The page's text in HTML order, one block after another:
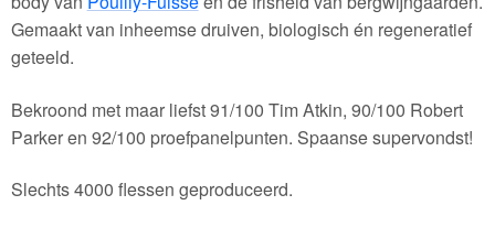
Gemaakt van inheemse druiven, biologisch én regeneratief
geteeld.
Bekroond met maar liefst 91/100 Tim Atkin, 90/100 Robert
Parker en 92/100 proefpanelpunten. Spaanse supervondst!
Slechts 4000 flessen geproduceerd.